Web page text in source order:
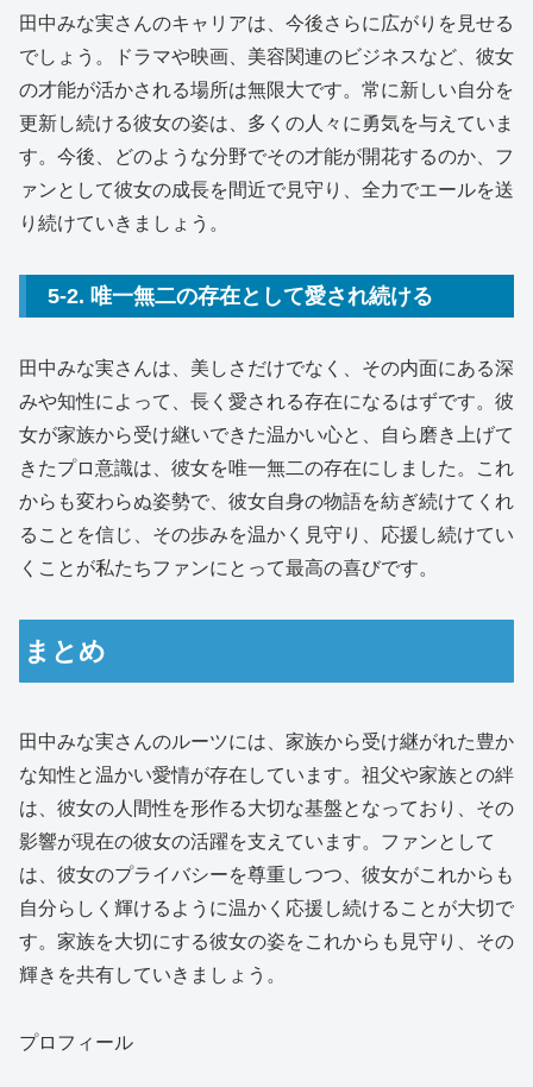
田中みな実さんのキャリアは、今後さらに広がりを見せる
でしょう。ドラマや映画、美容関連のビジネスなど、彼女
の才能が活かされる場所は無限大です。常に新しい自分を
更新し続ける彼女の姿は、多くの人々に勇気を与えていま
す。今後、どのような分野でその才能が開花するのか、フ
ァンとして彼女の成長を間近で見守り、全力でエールを送
り続けていきましょう。
5-2. 唯一無二の存在として愛され続ける
田中みな実さんは、美しさだけでなく、その内面にある深
みや知性によって、長く愛される存在になるはずです。彼
女が家族から受け継いできた温かい心と、自ら磨き上げて
きたプロ意識は、彼女を唯一無二の存在にしました。これ
からも変わらぬ姿勢で、彼女自身の物語を紡ぎ続けてくれ
ることを信じ、その歩みを温かく見守り、応援し続けてい
くことが私たちファンにとって最高の喜びです。
まとめ
田中みな実さんのルーツには、家族から受け継がれた豊か
な知性と温かい愛情が存在しています。祖父や家族との絆
は、彼女の人間性を形作る大切な基盤となっており、その
影響が現在の彼女の活躍を支えています。ファンとして
は、彼女のプライバシーを尊重しつつ、彼女がこれからも
自分らしく輝けるように温かく応援し続けることが大切で
す。家族を大切にする彼女の姿をこれからも見守り、その
輝きを共有していきましょう。
プロフィール